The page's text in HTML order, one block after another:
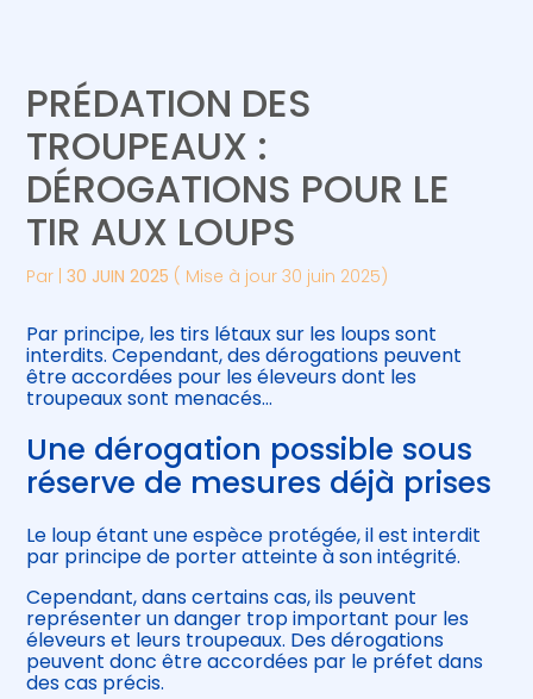
Gérer votre quotidien
Piloter votre entreprise
Développer votre entreprise
Être prêt pour la facturation
électronique
Suivre votre comptabilité
Gérer vos ressources humaines
PRÉDATION DES
TROUPEAUX :
DÉROGATIONS POUR LE
TIR AUX LOUPS
Par |30 JUIN 2025 ( Mise à jour 30 juin 2025)
Par principe, les tirs létaux sur les loups sont
interdits. Cependant, des dérogations peuvent
être accordées pour les éleveurs dont les
troupeaux sont menacés…
Une dérogation possible sous
réserve de mesures déjà prises
Le loup étant une espèce protégée, il est interdit
par principe de porter atteinte à son intégrité.
Cependant, dans certains cas, ils peuvent
représenter un danger trop important pour les
éleveurs et leurs troupeaux. Des dérogations
peuvent donc être accordées par le préfet dans
des cas précis.